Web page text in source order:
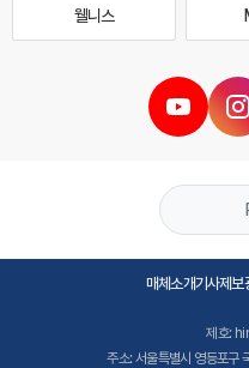
웰니스
매체소개기사제보
제호:
주소: 서울특별시 영등포구